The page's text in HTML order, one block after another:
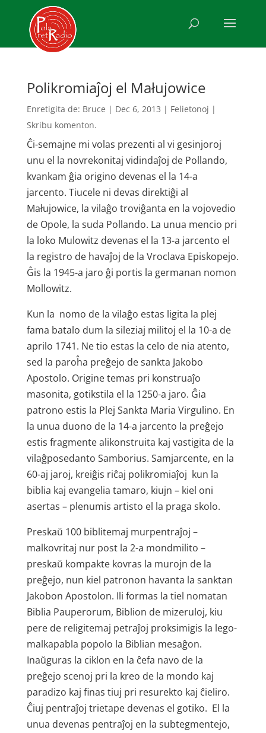
Polikromi­aĵoj el Małujowice
Enretigita de: Bruce | Dec 6, 2013 | Felietonoj |
Skribu komenton.
Ĉi-semajne mi volas prezenti al vi gesinjoroj
unu el la nov­rekonitaj vidindaĵoj de Pollando,
kvankam ĝia origino devenas el la 14-a
jarcento. Tiucele ni devas direktiĝi al
Małujowice, la vilaĝo troviĝanta en la vojovedio
de Opole, la suda Pollando. La unua mencio pri
la loko Mulowitz devenas el la 13-a jarcento el
la registro de havaĵoj de la Vroclava Episkopejo.
Ĝis la 1945-a jaro ĝi portis la germanan nomon
Mollowitz.
Kun la nomo de la vilaĝo estas ligita la plej
fama batalo dum la sileziaj militoj el la 10-a de
aprilo 1741. Ne tio estas la celo de nia atento,
sed la paroĥa preĝejo de sankta Jakobo
Apostolo. Origine temas pri konstruaĵo
masonita, gotikstila el la 1250-a jaro. Ĝia
patrono estis la Plej Sankta Maria Virgulino. En
la unua duono de la 14-a jarcento la preĝejo
estis fragmente ali­konstruita kaj vastigita de la
vilaĝ­posedanto Samborius. Samjarcente, en la
60-aj jaroj, kreiĝis riĉaj polikromiaĵoj kun la
biblia kaj evangelia tamaro, kiujn – kiel oni
asertas – plenumis artisto el la praga skolo.
Preskaŭ 100 biblitemaj mur­pentraĵoj –
malkovritaj nur post la 2-a mondmilito –
preskaŭ kompakte kovras la murojn de la
preĝejo, nun kiel patronon havanta la sanktan
Jakobon Apostolon. Ili formas la tiel nomatan
Biblia Pauperorum, Biblion de mizeruloj, kiu
pere de religitemaj petraĵoj proksimigis la lego­
malkapabla popolo la Biblian mesaĝon.
Inaŭguras la ciklon en la ĉefa navo de la
preĝejo scenoj pri la kreo de la mondo kaj
paradizo kaj finas tiuj pri resurekto kaj ĉieliro.
Ĉiuj pentraĵoj trietape devenas el gotiko. El la
unua devenas pentraĵoj en la subtegment­ejo,